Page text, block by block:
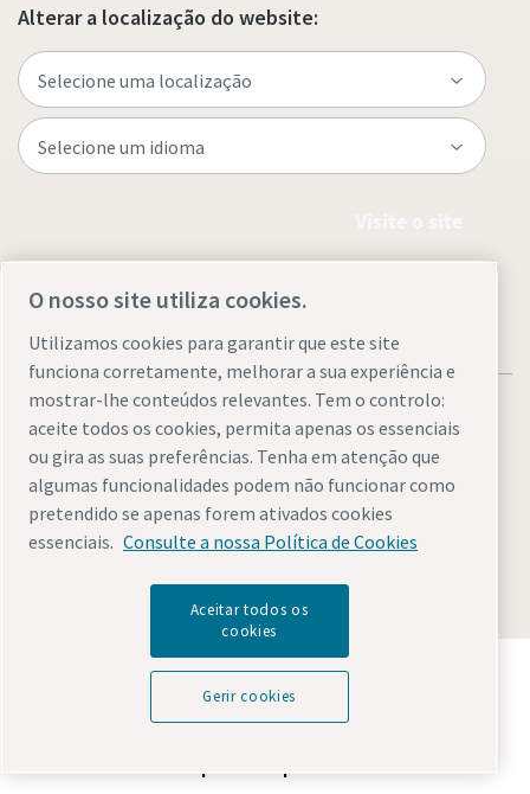
Alterar a localização do website:
Avisos legais e de privacidadeGerir cookiesAcessibilidade
Mapa do website
© 2026 Atlas Copco
Descubra como o Atlas Copco Group permite uma
tecnologia que transforma o futuro.
Visite o website do Atlas Copco Group
O nosso site utiliza cookies.
Utilizamos cookies para garantir que este site
funciona corretamente, melhorar a sua experiência e
mostrar-lhe conteúdos relevantes. Tem o controlo:
aceite todos os cookies, permita apenas os essenciais
ou gira as suas preferências. Tenha em atenção que
algumas funcionalidades podem não funcionar como
pretendido se apenas forem ativados cookies
essenciais. Consulte a nossa Política de Cookies
Aceitar todos os
cookies
Gerir cookies